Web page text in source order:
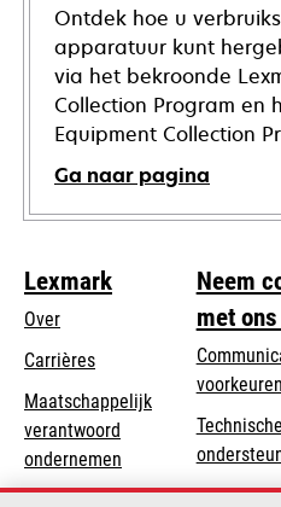
Ontdek hoe u
apparatuur kunt
via het bekroonde
Collection Program en
Equipment Collection
Ga naar pagina
Lexmark
Over
Carrières
Maatschappelijk
verantwoord
ondernemen
in
Duurzaamheid
Neem
met
voorkeuren
Technische
Product